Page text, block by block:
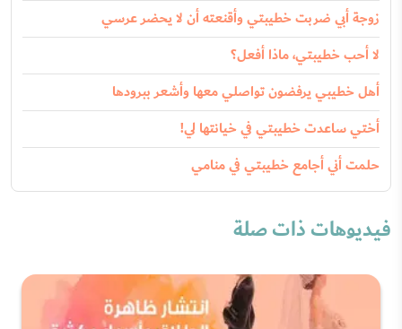
زوجة أبي ضربت خطيبتي وأقنعته أن لا يحضر عرسي
لا أحب خطيبتي، ماذا أفعل؟
أهل خطيبي يرفضون تواصلي معها وأشعر ببرودها
أختي ساعدت خطيبتي في خيانتها لي!
حلمت أني أجامع خطيبتي في منامي
فيديوهات ذات صلة